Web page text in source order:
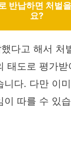
반납하면 처벌
요?
다고 해서 처
태도로 평가
니다. 다만 이
이 따를 수 있